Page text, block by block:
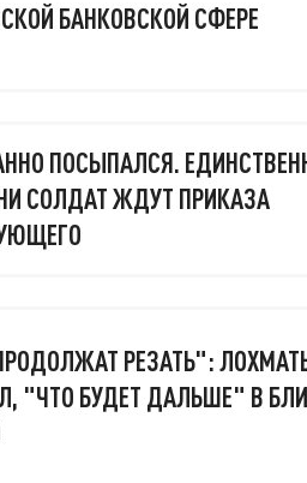
БАНКОВСКОЙ СФЕРЕ
ПОСЫПАЛСЯ.
СОЛДАТ ЖДУТ ПРИКАЗА
РЕЗАТЬ":
"ЧТО БУДЕТ ДАЛЬШЕ" В